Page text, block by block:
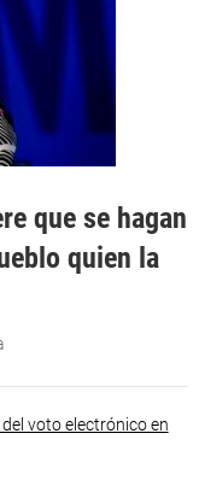
que se hagan
quien la